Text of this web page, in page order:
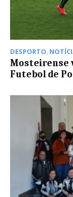
DESPORTO,
Mosteirense
Futebol de